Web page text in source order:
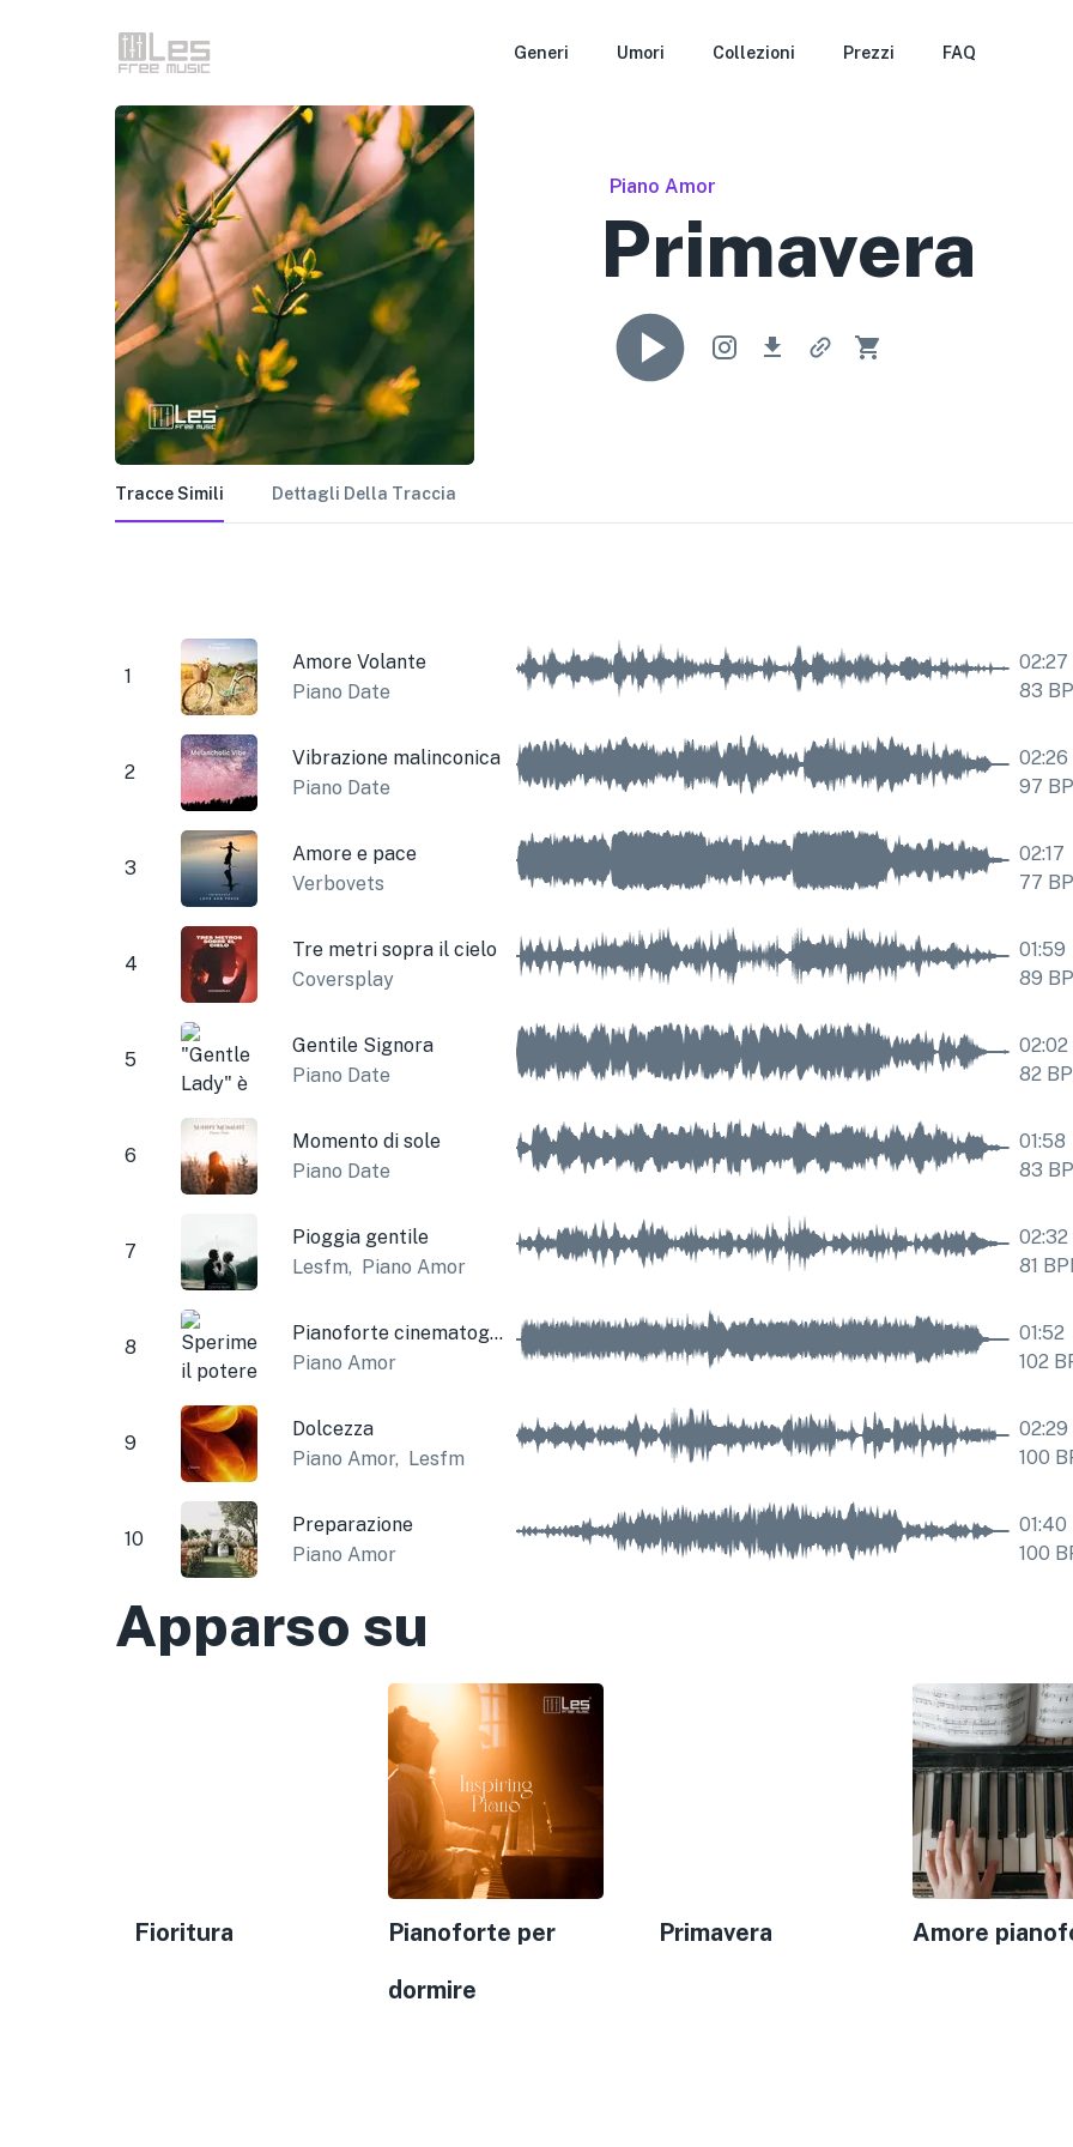
Generi Umori Collezioni Prezzi FAQ
Piano Amor
Primavera
Tracce Simili Dettagli Della Traccia
1
Amore Volante
Piano Date
02:27
83
2
Vibrazione malinconica
Piano Date
02:26
97
3
Amore e pace
Verbovets
02:17
77
4
Tre metri sopra il cielo
Coversplay
01:59
89
5
Gentile Signora
Piano Date
02:02
82
6
Momento di sole
Piano Date
01:58
83
7
Pioggia gentile
Lesfm, Piano Amor
02:32
81
8
Pianoforte cinematografico
Piano Amor
01:52
102
9
Dolcezza
Piano Amor, Lesfm
02:29
100
10
Preparazione
Piano Amor
01:40
100
Apparso su
Fioritura
Pianoforte per
dormire
Primavera Amore